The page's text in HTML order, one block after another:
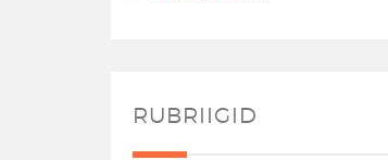
RUBRIIGID